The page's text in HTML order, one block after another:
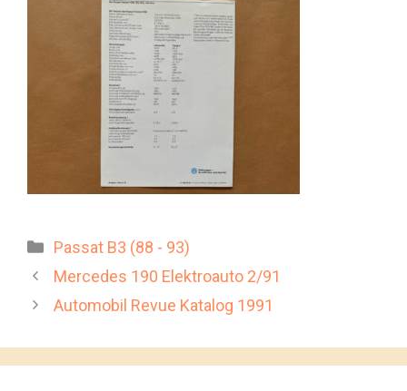
Kategorien
Passat B3 (88 - 93)
Mercedes 190 Elektroauto 2/91
Automobil Revue Katalog 1991